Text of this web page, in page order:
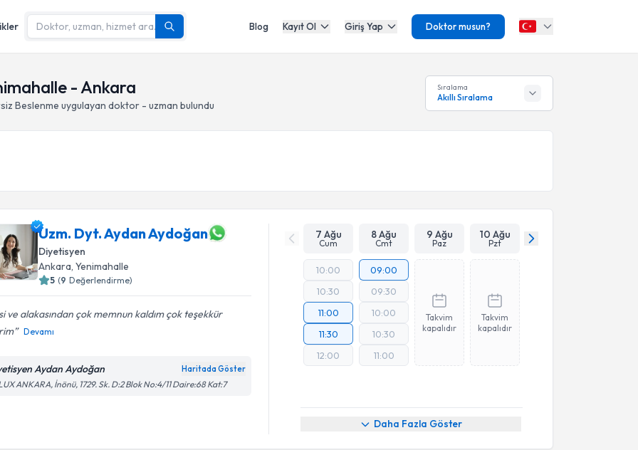
Blog Kayıt Ol Giriş Yap Doktor musun?
- Ankara
Beslenme uygulayan doktor - uzman bulundu
Sıralama
Akıllı Sıralama
Uzm. Dyt. Aydan Aydoğan
Diyetisyen
Ankara, Yenimahalle
5 (9 Değerlendirme)
ve alakasından çok memnun kaldım çok teşekkür
Devamı
Aydan Aydoğan Haritada Göster
ANKARA, İnönü, 1729. Sk. D:2 Blok No:4/11 Daire:68 Kat:7
7 Ağu
Cum
8 Ağu
Cmt
9 Ağu
Paz
10 Ağu
Pzt
10:00
10:30
11:00
11:30
12:00
09:00
09:30
10:00
10:30
11:00
Takvim
kapalıdır
Takvim
kapalıdır
Daha Fazla Göster